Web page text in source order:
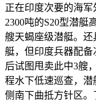
正在印度次要的海
2300吨的S20型潜艇
艘天蝎座级潜艇。还
艇，但印度兵器配备
后试图甩卖此中3艘
程水下低速巡查，
侧南下曲抵方针区